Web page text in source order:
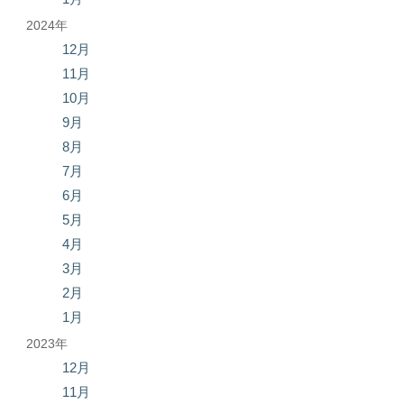
2024年
12月
11月
10月
9月
8月
7月
6月
5月
4月
3月
2月
1月
2023年
12月
11月